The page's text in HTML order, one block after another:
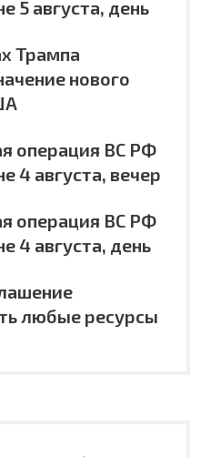
5 августа, день
Трампа
нового
операция ВС РФ
4 августа, вечер
операция ВС РФ
4 августа, день
любые ресурсы